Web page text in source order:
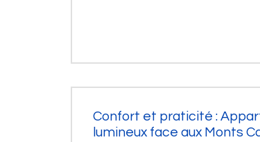
Confort et praticité :
lumineux face aux Monts